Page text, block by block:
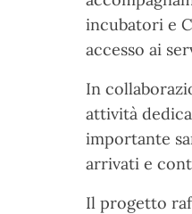
incubatori e
accesso ai
In
attività
importante
arrivati e
Il progetto